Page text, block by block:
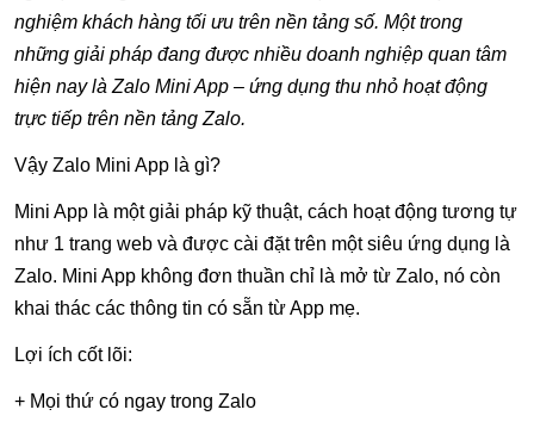
nghiệm khách hàng tối ưu trên nền tảng số. Một trong
những giải pháp đang được nhiều doanh nghiệp quan tâm
hiện nay là Zalo Mini App – ứng dụng thu nhỏ hoạt động
trực tiếp trên nền tảng Zalo.
Vậy Zalo Mini App là gì?
Mini App là một giải pháp kỹ thuật, cách hoạt động tương tự
như 1 trang web và được cài đặt trên một siêu ứng dụng là
Zalo. Mini App không đơn thuần chỉ là mở từ Zalo, nó còn
khai thác các thông tin có sẵn từ App mẹ.
Lợi ích cốt lõi:
+ Mọi thứ có ngay trong Zalo